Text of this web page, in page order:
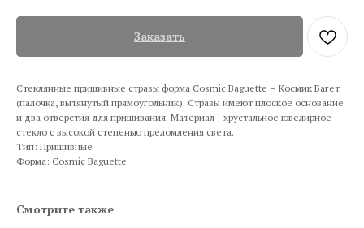
Заказать
Cтеклянные пришивные стразы форма Cosmic Baguette – Космик Багет
(палочка, вытянутый прямоугольник). Стразы имеют плоское основание
и два отверстия для пришивания. Материал - хрустальное ювелирное
стекло с высокой степенью преломления света.
Тип: Пришивные
Форма: Cosmic Baguette
Смотрите также